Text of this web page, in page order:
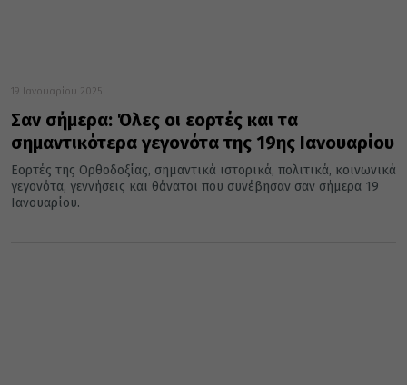
19 Ιανουαρίου 2025
Σαν σήμερα: Όλες οι εορτές και τα
σημαντικότερα γεγονότα της 19ης Ιανουαρίου
Εορτές της Ορθοδοξίας, σημαντικά ιστορικά, πολιτικά, κοινωνικά
γεγονότα, γεννήσεις και θάνατοι που συνέβησαν σαν σήμερα 19
Ιανουαρίου.